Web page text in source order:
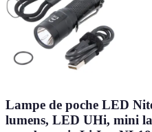
Lampe de poche LED
lumens, LED UHi, mini